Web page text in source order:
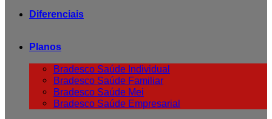
Diferenciais
Planos
Bradesco Saúde Individual
Bradesco Saúde Familiar
Bradesco Saúde Mei
Bradesco Saúde Empresarial